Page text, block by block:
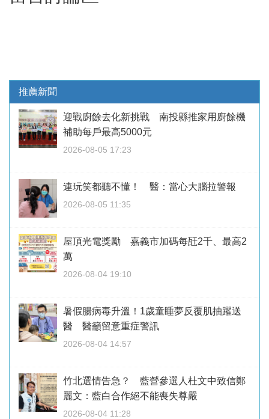
推薦新聞
迎戰廚餘去化新挑戰 南投縣推家用廚餘機
補助每戶最高5000元
2026-08-05 17:23
連玩笑都聽不懂！ 醫：當心大腦拉警報
2026-08-05 11:35
屋頂光電獎勵 嘉義市加碼每瓩2千、最高2
萬
2026-08-04 19:10
暑假腸病毒升溫！1歲童睡夢反覆肌抽躍送
醫 醫籲留意重症警訊
2026-08-04 14:57
竹北選情告急？ 藍營參選人杜文中致信鄭
麗文：藍白合作絕不能喪失尊嚴
2026-08-04 11:28